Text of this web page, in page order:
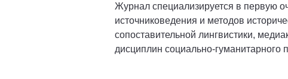
Журнал специализируется в первую
источниковедения и методов
сопоставительной лингвистики,
дисциплин социально-гуманитарного